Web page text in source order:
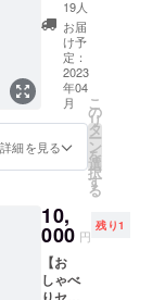
使うこ
とがで
きるハ
イパ
ワーの
電解水
です。
猫のお
トイレ
りま
す。 原
料は
99.9%
が水
350ml
のこち
ねこ限
定マグ
カップ
です。
シンプ
ルで使
いやす
い大き
ちねこ
の猫た
ちは何
を飲ん
でいる
19人
お届
け予
定：
2023
年04
月
詳細を見る
こ
の
リ
タ
ー
ン
を
選
択
す
る
10,
000 円
残り1
【お
しゃべ